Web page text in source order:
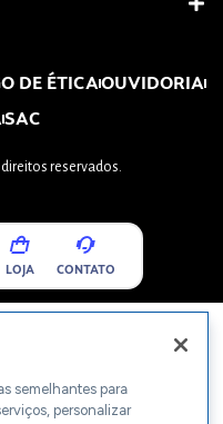
DE ÉTICAOUVIDORIA
SAC
reservados.
LOJA CONTATO
semelhantes para
personalizar